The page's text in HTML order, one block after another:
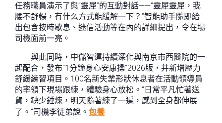
任務職員演示了與“靈犀”的互動對話——“靈犀靈犀，我
腰不舒暢，有什么方式能緩解一下？”智能助手隨即給
出包含按時歇息、迷信活動等在內的詳細提出，令在場
司機面前一亮。
與此同時，中儲智運持續深化與南京市西醫院的一
起配合，發布“1分鐘身心安康操”2026版，并新增壓力
舒緩練習項目。100名新失業形狀休息者在活動領導員
的率領下現場跟練，體驗身心放松。“日常平凡忙著送
貨，缺少錘煉，明天隨著練了一遍，感到全身都伸展
了。”司機李徒弟說。 包養